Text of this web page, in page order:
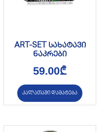
ART-SET სახატავი
ნაკრები
59.00₾
კალათაში დამატება